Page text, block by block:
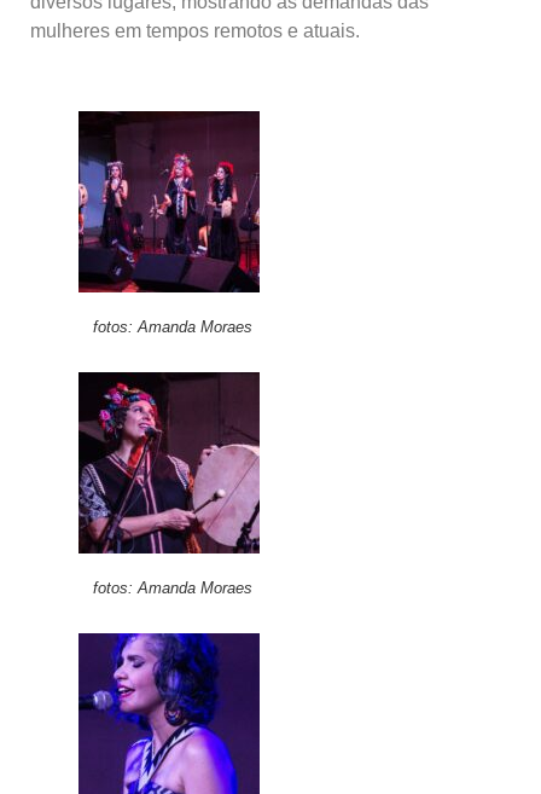
mulheres em tempos remotos e atuais.
fotos: Amanda Moraes
fotos: Amanda Moraes